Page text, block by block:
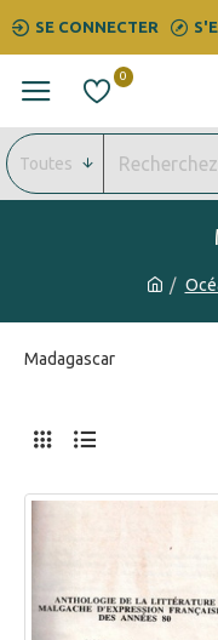
SE CONNECTER
0
Toutes
Madagascar